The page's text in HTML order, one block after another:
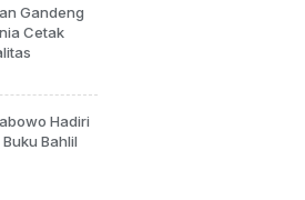
Gandeng
Cetak
Hadiri
Bahlil